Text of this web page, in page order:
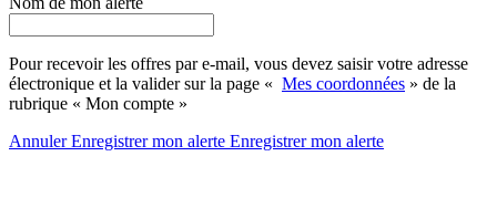
Pour recevoir les offres par e-mail, vous devez saisir votre adresse
électronique et la valider sur la page « Mes coordonnées » de la
rubrique « Mon compte »
AnnulerEnregistrer mon alerte Enregistrermon alerte